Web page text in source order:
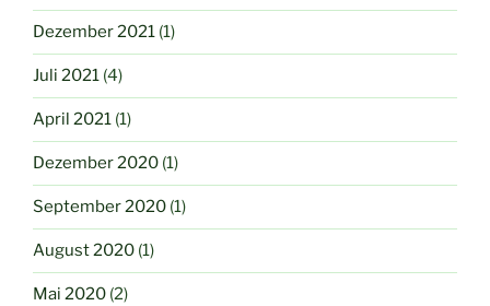
Dezember 2021 (1)
Juli 2021 (4)
April 2021 (1)
Dezember 2020 (1)
September 2020 (1)
August 2020 (1)
Mai 2020 (2)